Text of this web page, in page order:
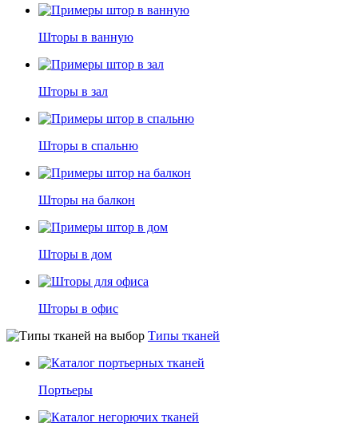
Шторы в ванную
Шторы в зал
Шторы в спальню
Шторы на балкон
Шторы в дом
Шторы в офис
Типы тканей
Портьеры